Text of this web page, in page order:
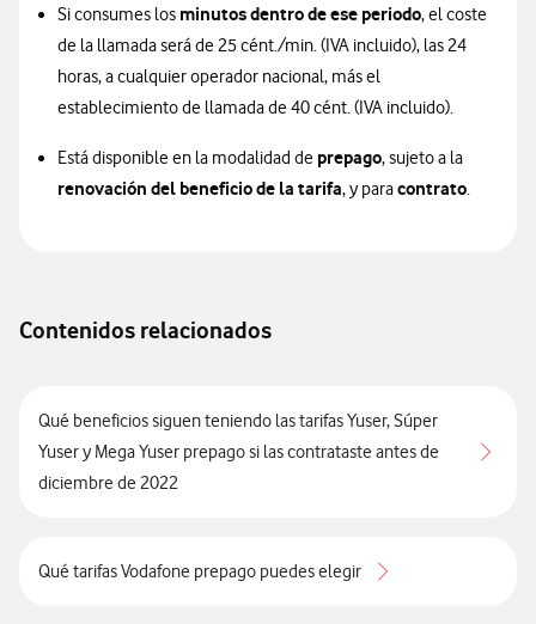
Si consumes los minutos dentro de ese periodo, el coste
de la llamada será de 25 cént./min. (IVA incluido), las 24
horas, a cualquier operador nacional, más el
establecimiento de llamada de 40 cént. (IVA incluido).
Está disponible en la modalidad de prepago, sujeto a la
renovación del beneficio de la tarifa, y paracontrato.
Contenidos relacionados
Qué beneficios siguen teniendo las tarifas Yuser, Súper
Yuser y Mega Yuser prepago si las contrataste antes de
diciembre de 2022
Qué tarifas Vodafone prepago puedes elegir